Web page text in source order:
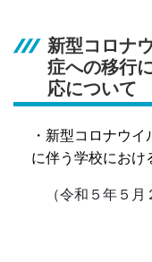
新型コロナ
症への移行
応について
・ 新型コロナウイ
に伴う学校におけ
（令和５年５月